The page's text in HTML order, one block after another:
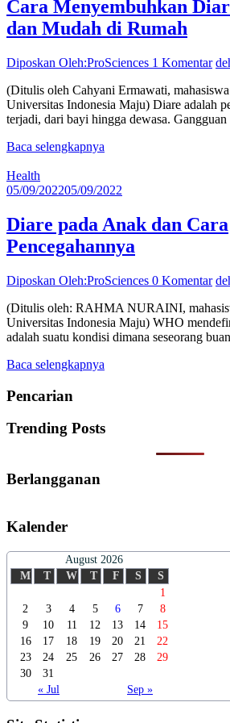
Cara Menyembuhkan
dan Mudah di Rumah
Diposkan Oleh:ProSciences 1 Komentar
(Ditulis oleh Cahyani Ermawati,
Universitas Indonesia Maju) Diare adalah
terjadi, dari bayi hingga dewasa.
Baca selengkapnya
Health
05/09/202205/09/2022
Diare pada Anak dan Cara
Pencegahannya
Diposkan Oleh:ProSciences 0 Komentar
(Ditulis oleh: RAHMA NURAINI,
Universitas Indonesia Maju) WHO
adalah suatu kondisi dimana seseorang
Baca selengkapnya
Pencarian
Trending Posts
Berlangganan
Kalender
August 2026
M
T W T F S S
« Jul Sep »
1
2
3 4 5 6 7
8
9
10 11 12 13 14
15
16
17 18 19 20 21
22
23
24 25 26 27 28
29
30
31